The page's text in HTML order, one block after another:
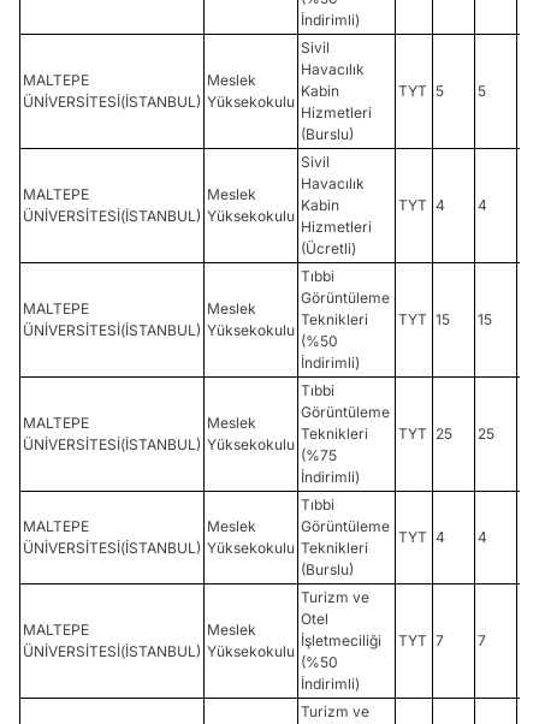
İndirimli)
MALTEPE
ÜNİVERSİTESİ(İSTANBUL)
Meslek
Yüksekokulu
Sivil
Havacılık
Kabin
Hizmetleri
(Burslu)
TYT 5 5
MALTEPE
ÜNİVERSİTESİ(İSTANBUL)
Meslek
Yüksekokulu
Sivil
Havacılık
Kabin
Hizmetleri
(Ücretli)
TYT 4 4
MALTEPE
ÜNİVERSİTESİ(İSTANBUL)
Meslek
Yüksekokulu
Tıbbi
Görüntüleme
Teknikleri
(%50
İndirimli)
TYT 15 15
MALTEPE
ÜNİVERSİTESİ(İSTANBUL)
Meslek
Yüksekokulu
Tıbbi
Görüntüleme
Teknikleri
(%75
İndirimli)
TYT 25 25
MALTEPE
ÜNİVERSİTESİ(İSTANBUL)
Meslek
Yüksekokulu
Tıbbi
Görüntüleme
Teknikleri
(Burslu)
TYT 4 4
MALTEPE
ÜNİVERSİTESİ(İSTANBUL)
Meslek
Yüksekokulu
Turizm ve
Otel
İşletmeciliği
(%50
İndirimli)
TYT 7 7
Turizm ve